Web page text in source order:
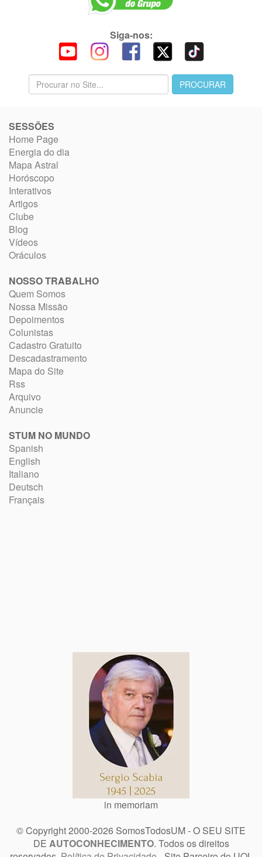
Siga-nos:
SESSÕES
Home Page
Energia do dia
Mapa Astral
Horóscopo
Interativos
Artigos
Clube
Blog
Vídeos
Oráculos
NOSSO TRABALHO
Quem Somos
Nossa Missão
Depoimentos
Colunistas
Cadastro Gratuito
Descadastramento
Mapa do Site
Rss
Arquivo
Anuncie
STUM NO MUNDO
Spanish
English
Italiano
Deutsch
Français
in memoriam
© Copyright 2000-2026 SomosTodosUM - O SEU SITE
DE AUTOCONHECIMENTO. Todos os direitos